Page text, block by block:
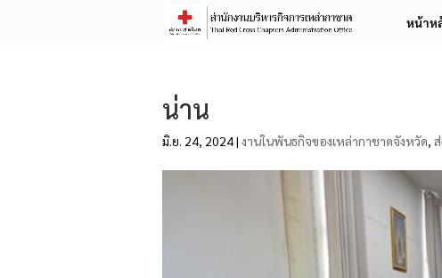
หน้าห
น่าน
มิ.ย. 24, 2024| งานในพันธกิจของเหล่ากาชาดจังหวัด,